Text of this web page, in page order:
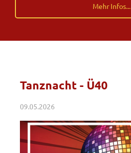
Mehr Infos...
Tanznacht - Ü40
09.05.2026